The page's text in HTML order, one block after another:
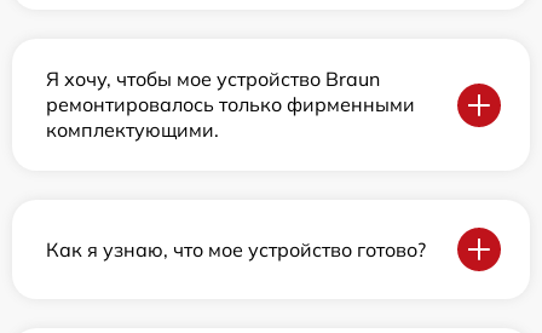
Я хочу, чтобы мое устройство Braun
ремонтировалось только фирменными
комплектующими.
Как я узнаю, что мое устройство готово?